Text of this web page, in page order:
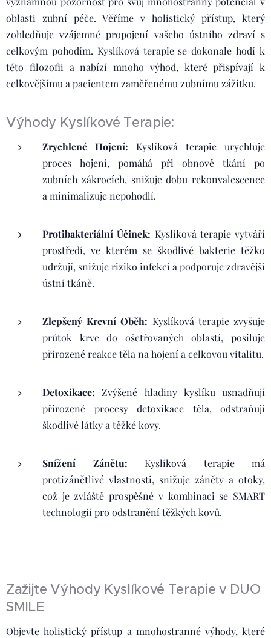
oblasti zubní péče. Věříme v holistický přístup, který
zohledňuje vzájemné propojení vašeho ústního zdraví s
celkovým pohodím. Kyslíková terapie se dokonale hodí k
této filozofii a nabízí mnoho výhod, které přispívají k
celkovějšímu a pacientem zaměřenému zubnímu zážitku.
Výhody Kyslíkové Terapie:
Zrychlené Hojení: Kyslíková terapie urychluje
proces hojení, pomáhá při obnově tkání po
zubních zákrocích, snižuje dobu rekonvalescence
a minimalizuje nepohodlí.
Protibakteriální Účinek: Kyslíková terapie vytváří
prostředí, ve kterém se škodlivé bakterie těžko
udržují, snižuje riziko infekcí a podporuje zdravější
ústní tkáně.
Zlepšený Krevní Oběh: Kyslíková terapie zvyšuje
průtok krve do ošetřovaných oblastí, posiluje
přirozené reakce těla na hojení a celkovou vitalitu.
Detoxikace: Zvýšené hladiny kyslíku usnadňují
přirozené procesy detoxikace těla, odstraňují
škodlivé látky a těžké kovy.
Snížení Zánětu: Kyslíková terapie má
protizánětlivé vlastnosti, snižuje záněty a otoky,
což je zvláště prospěšné v kombinaci se SMART
technologií pro odstranění těžkých kovů.
Zažijte Výhody Kyslíkové Terapie v DUO
SMILE
Objevte holistický přístup a mnohostranné výhody, které